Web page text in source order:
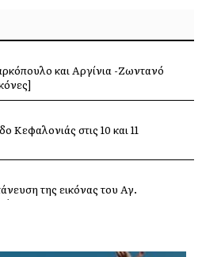
και Αργίνια -Ζωντανό
στις 10 και 11
της εικόνας του Αγ.
του 53
στο εστιατόριο της Τασίας